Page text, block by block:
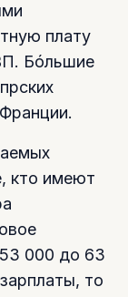
плату
Бóльшие
кто имеют
000 до 63
то